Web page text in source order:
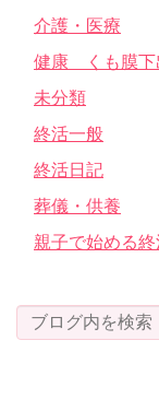
介護・医療
健康 くも膜下
未分類
終活一般
終活日記
葬儀・供養
親子で始める終